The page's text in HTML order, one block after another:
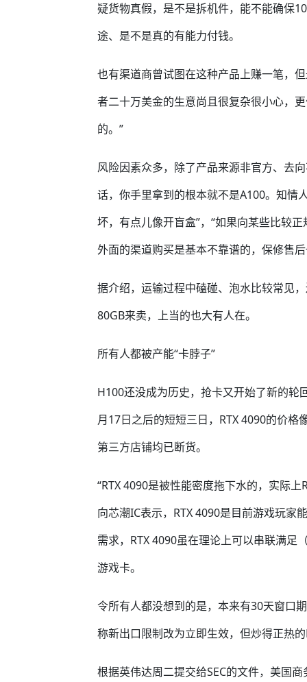
疑货物真假，是不是拆机件，能不能确保
途、是不是真的有能力付钱。
也有渠道商曾试图在这种产品上赚一笔，
者二十万美金的生意尚且很复杂很小心，
的。”
风险因素众多，除了产品来源非官方、去
话，你手里拿到的根本就不是A100。知情
坏，有点儿像开盲盒”，“如果向某些比较
外面的渠道购买是基本不靠谱的，保修售
据介绍，运输过程中磕碰、泡水比较常见
80GB来卖，上当的也大有人在。
所有人都被产能“卡脖子”
H100还没成为历史，抢卡又开始了新的轮
月17日之后的短短三日，RTX 4090的价
第三方店铺均已断货。
“RTX 4090是被性能密度拖下水的，实际
向芯潮IC表示，RTX 4090是目前游戏玩家
需求，RTX 4090虽在理论上可以串联满足
游戏卡。
令所有人都没想到的是，本来有30天窗
称新出口限制改为立即生效，但炒得正热
根据英伟达周二提交给SEC的文件，美国